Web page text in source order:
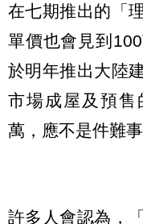
在七期推出的「
單價也會見到
於明年推出大陸
市場成屋及預售
萬，應不是件難事
許多人會認為，